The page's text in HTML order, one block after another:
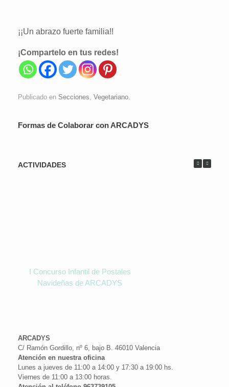
¡¡Un abrazo fuerte familia!!
¡Compartelo en tus redes!
Publicado en Secciones Vegetariano
Formas de Colaborar con ARCADYS
ACTIVIDADES
I Concurso Infantil de Postales
Navideñas de ARCADYS
ARCADYS
C/ Ramón Gordillo, nº 6, bajo B. 46010 Valencia
Atención en nuestra oficina
Lunes a jueves de 11:00 a 14:00 y 17:30 a 19:00 hs.
Viernes de 11:00 a 13:00 horas.